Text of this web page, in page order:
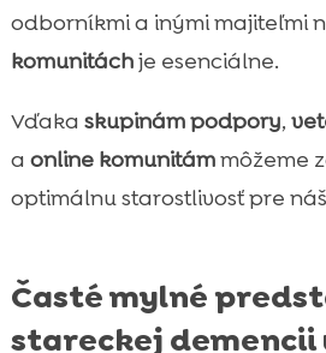
odborníkmi a inými majiteľmi
komunitáchje esenciálne.
Vďaka skupinám podpory,
a online komunitámmôžeme
optimálnu starostlivosť pre
Časté mylné
stareckej demencii